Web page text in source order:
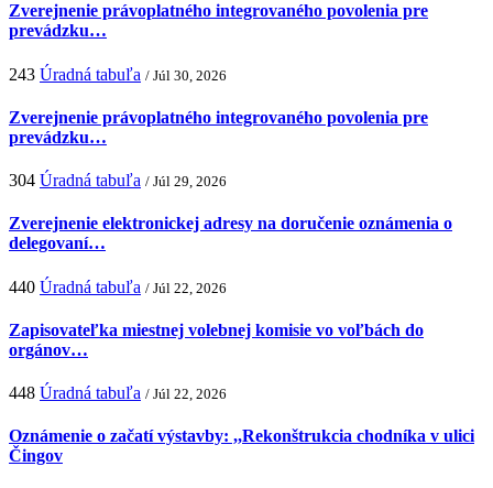
Zverejnenie právoplatného integrovaného povolenia pre
prevádzku…
243 Úradná tabuľa / Júl 30, 2026
Zverejnenie právoplatného integrovaného povolenia pre
prevádzku…
304 Úradná tabuľa / Júl 29, 2026
Zverejnenie elektronickej adresy na doručenie oznámenia o
delegovaní…
440 Úradná tabuľa / Júl 22, 2026
Zapisovateľka miestnej volebnej komisie vo voľbách do
orgánov…
448 Úradná tabuľa / Júl 22, 2026
Oznámenie o začatí výstavby: ,,Rekonštrukcia chodníka v ulici
Čingov